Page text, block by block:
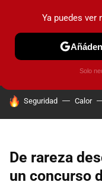
PRUEBAS COCHES
HOY SE HABLA DE
Seguridad Calor
De rareza
un concurso
Ya puedes ver
Solo